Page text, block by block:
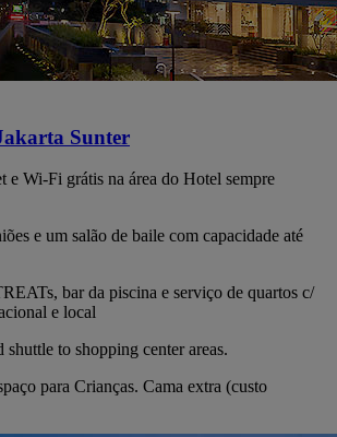
Sunter
e Wi-Fi grátis na área do Hotel sempre
e um salão de baile com capacidade até
bar da piscina e serviço de quartos c/
e local
shuttle to shopping center areas.
para Crianças. Cama extra (custo